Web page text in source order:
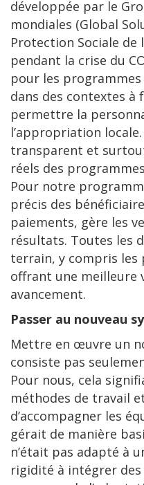
développée par le
mondiales (Global
Protection Sociale de
pendant la crise du
pour les
dans des contextes à
permettre la
l’appropriation
transparent et
réels des
Pour notre
précis des
paiements, gère les
résultats. Toutes les
terrain, y compris les
offrant une meilleure
avancement.
Passer au nouveau
Mettre en œuvre un
consiste pas
Pour nous, cela
méthodes de travail
d’accompagner les
gérait de manière
n’était pas adapté à
rigidité à intégrer